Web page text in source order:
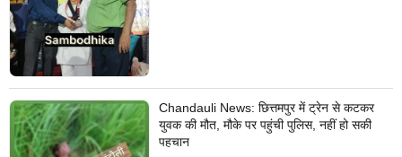
Chandauli News: छित्तमपुर में ट्रेन से कटकर
युवक की मौत, मौके पर पहुंची पुलिस, नहीं हो सकी
पहचान